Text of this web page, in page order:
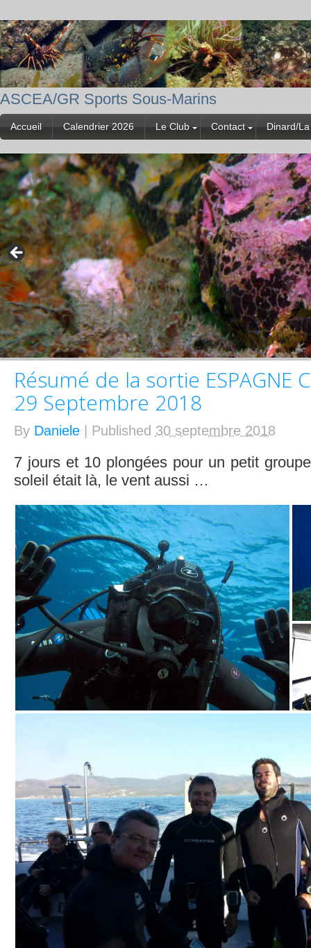
ASCEA/GR Sports Sous-Marins
Accueil Calendrier 2026 Le Club Contact Dinard/
Résumé de la sortie ESPAGNE
29 Septembre 2018
By Daniele Published 30 septembre 2018
7 jours et 10 plongées pour un petit
soleil était là, le vent aussi …